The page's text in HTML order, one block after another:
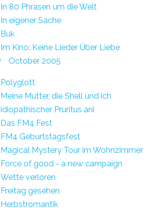
In 80 Phrasen um die Welt
In eigener Sache
Buk
Im Kino: Keine Lieder Über Liebe
October 2005
Polyglott
Meine Mutter, die Shell und ich
idiopathischer Pruritus ani
Das FM4 Fest
FM4 Geburtstagsfest
Magical Mystery Tour im Wohnzimmer
Force of good - a new campaign
Wette verloren
Freitag gesehen
Herbstromantik